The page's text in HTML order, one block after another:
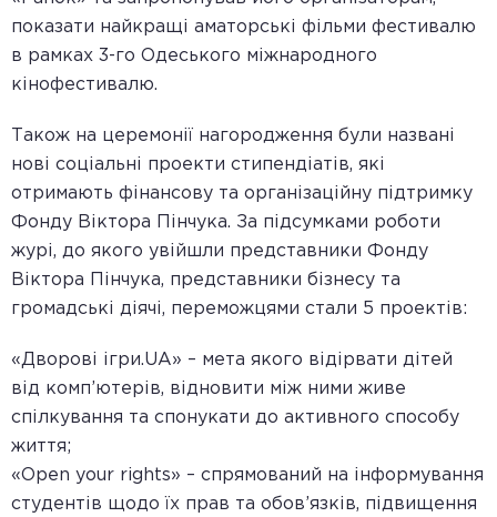
показати найкращі аматорські фільми фестивалю
в рамках 3-го Одеського міжнародного
кінофестивалю.
Також на церемонії нагородження були названі
нові соціальні проекти стипендіатів, які
отримають фінансову та організаційну підтримку
Фонду Віктора Пінчука. За підсумками роботи
журі, до якого увійшли представники Фонду
Віктора Пінчука, представники бізнесу та
громадські діячі, переможцями стали 5 проектів:
«Дворові ігри.UA» – мета якого відірвати дітей
від комп’ютерів, відновити між ними живе
спілкування та спонукати до активного способу
життя;
«Open your rights» – спрямований на інформування
студентів щодо їх прав та обов’язків, підвищення